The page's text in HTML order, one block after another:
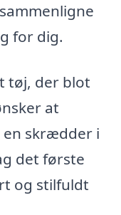
for dig.
tøj, der blot
at
en skrædder i
det første
og stilfuldt